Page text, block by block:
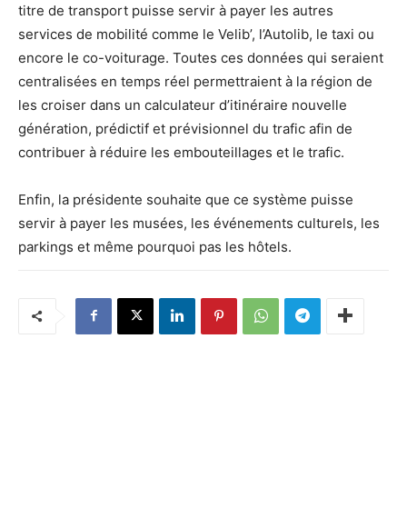
titre de transport puisse servir à payer les autres
services de mobilité comme le Velib’, l’Autolib, le taxi ou
encore le co-voiturage. Toutes ces données qui seraient
centralisées en temps réel permettraient à la région de
les croiser dans un calculateur d’itinéraire nouvelle
génération, prédictif et prévisionnel du trafic afin de
contribuer à réduire les embouteillages et le trafic.
Enfin, la présidente souhaite que ce système puisse
servir à payer les musées, les événements culturels, les
parkings et même pourquoi pas les hôtels.